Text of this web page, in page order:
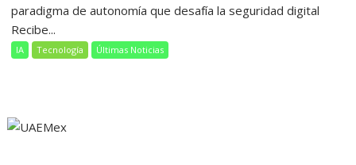
paradigma de autonomía que desafía la seguridad digital
Recibe...
IA Tecnología Últimas Noticias